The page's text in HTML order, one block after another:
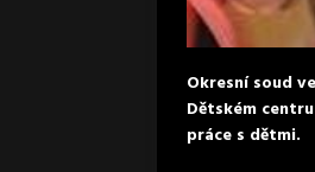
Okresní soud
Dětském
práce s dětmi.